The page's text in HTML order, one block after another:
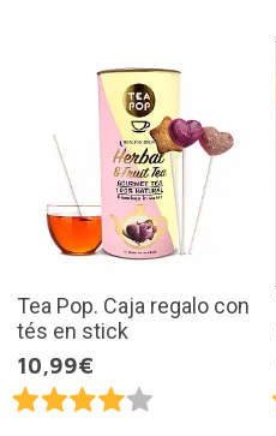
Tea Pop. Caja regalo con
tés en stick
10,99€